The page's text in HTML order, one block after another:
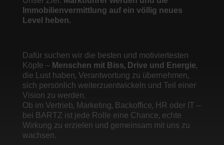
Immobilienvermittlung auf ein völlig neues
Level heben.
Dafür suchen wir die besten und motiviertesten
Köpfe – Menschen mit Biss, Drive und Energie,
die Lust haben, Verantwortung zu übernehmen,
sich persönlich weiterzuentwickeln und Teil einer
Vision zu werden.
Ob im Vertrieb, Marketing, Backoffice, HR oder IT –
bei BARTZ ist jede Rolle eine Chance, echte
Wirkung zu erzielen und gemeinsam mit uns zu
wachsen.